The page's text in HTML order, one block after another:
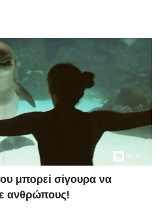
μπορεί σίγουρα να
ανθρώπους!